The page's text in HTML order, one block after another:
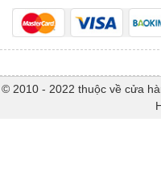
© 2010 - 2022 thuộc về cửa